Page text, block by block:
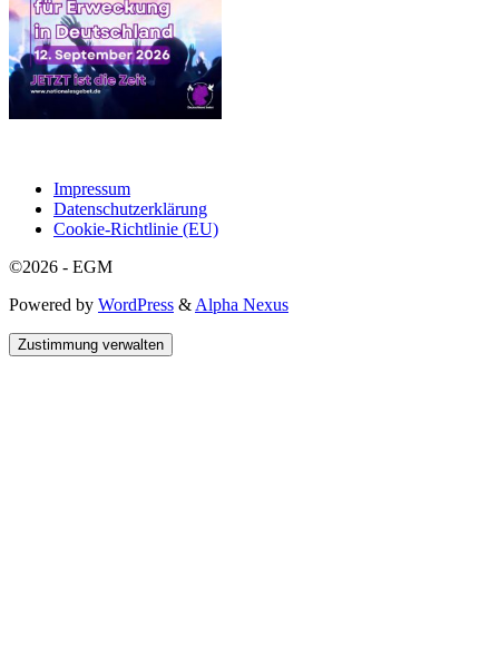
Impressum
Datenschutzerklärung
Cookie-Richtlinie (EU)
©2026 - EGM
Powered by WordPress & Alpha Nexus
Zustimmung verwalten